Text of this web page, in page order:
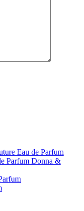
Eau de Parfum
Parfum Donna &